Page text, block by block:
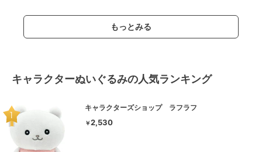
もっとみる
キャラクターぬいぐるみの人気ランキング
キャラクターズショップ ラフラフ
￥2,530